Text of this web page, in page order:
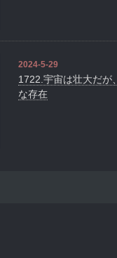
2024-5-29
1722.宇宙は壮大だが
な存在